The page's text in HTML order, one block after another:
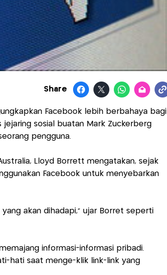
Share
Facebook lebih berbahaya bagi
sosial buatan Mark Zuckerberg
pengguna.
Lloyd Borrett mengatakan, sejak
Facebook untuk menyebarkan
akan dihadapi," ujar Borret seperti
informasi-informasi pribadi.
hati saat menge-klik link-link yang